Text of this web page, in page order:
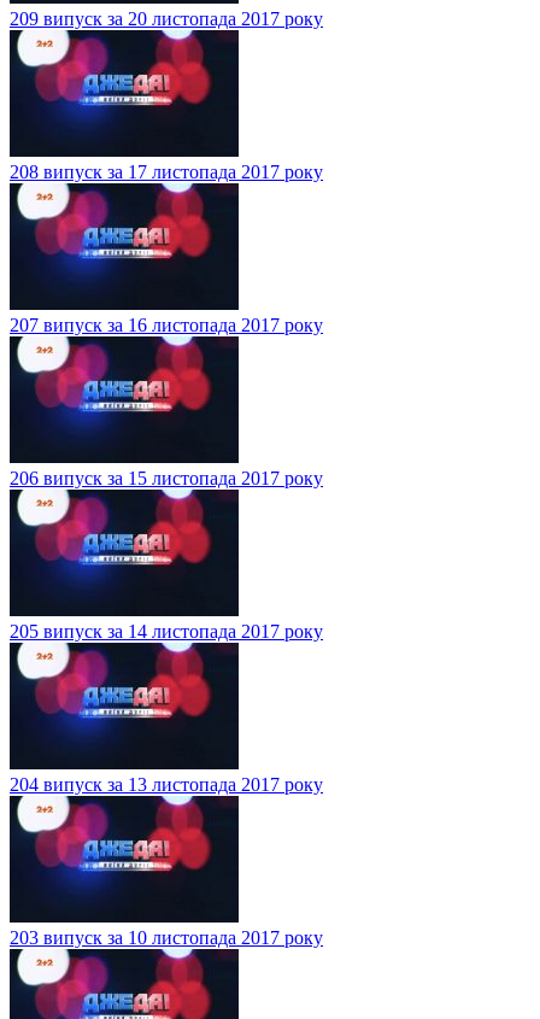
209 випуск за 20 листопада 2017 року
208 випуск за 17 листопада 2017 року
207 випуск за 16 листопада 2017 року
206 випуск за 15 листопада 2017 року
205 випуск за 14 листопада 2017 року
204 випуск за 13 листопада 2017 року
203 випуск за 10 листопада 2017 року